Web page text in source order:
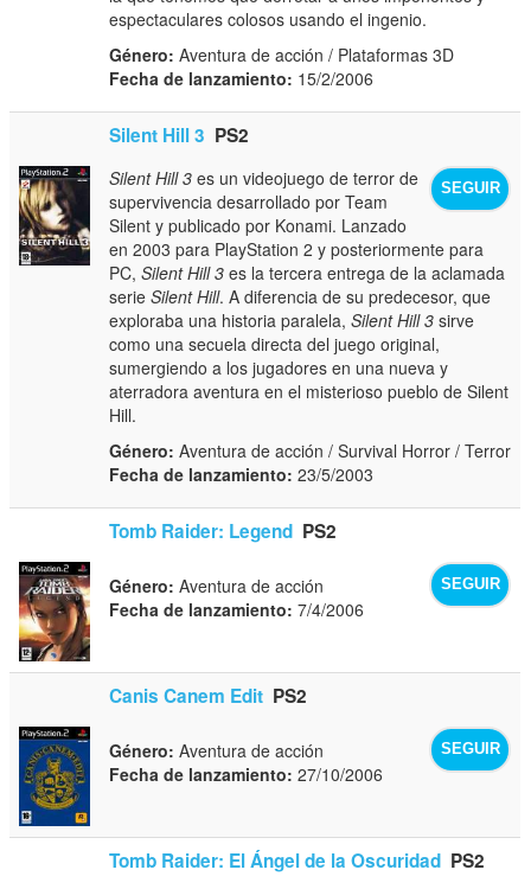
espectaculares colosos usando el ingenio.
Género: Aventura de acción / Plataformas 3D
Fecha de lanzamiento: 15/2/2006
Silent Hill 3 PS2
SEGUIR
Silent Hill 3 es un videojuego de terror de
supervivencia desarrollado por Team
Silent y publicado por Konami. Lanzado
en 2003 para PlayStation 2 y posteriormente para
PC,Silent Hill 3 es la tercera entrega de la aclamada
serieSilent Hill. A diferencia de su predecesor, que
exploraba una historia paralela,Silent Hill 3 sirve
como una secuela directa del juego original,
sumergiendo a los jugadores en una nueva y
aterradora aventura en el misterioso pueblo de Silent
Hill.
Género: Aventura de acción / Survival Horror / Terror
Fecha de lanzamiento: 23/5/2003
Tomb Raider: Legend PS2
SEGUIR
Género: Aventura de acción
Fecha de lanzamiento: 7/4/2006
Canis Canem Edit PS2
SEGUIR
Género: Aventura de acción
Fecha de lanzamiento: 27/10/2006
Tomb Raider: El Ángel de la Oscuridad PS2